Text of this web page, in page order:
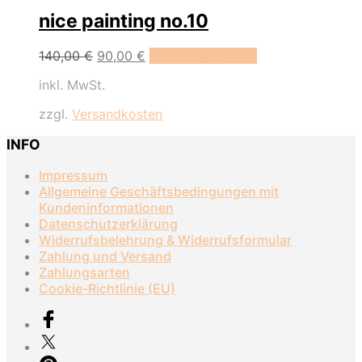
nice painting no.10
140,00€ Ursprünglicher
war:
90,00 €
inkl. MwSt.
zzgl. Versandkosten
INFO
Impressum
Allgemeine Geschäftsbedingungen mit
Kundeninformationen
Datenschutzerklärung
Widerrufsbelehrung & Widerrufsformular
Zahlung und Versand
Zahlungsarten
Cookie-Richtlinie (EU)